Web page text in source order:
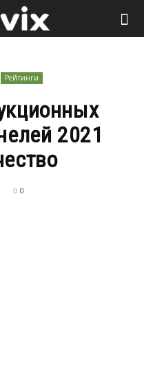
Рейтинги
2021
0